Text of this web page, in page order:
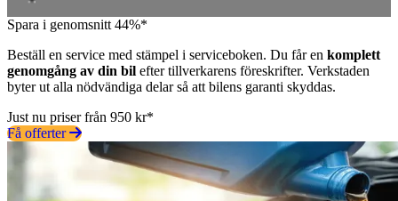
Spara i genomsnitt 44%*
Beställ en service med stämpel i serviceboken. Du får en komplett
genomgång av din bil efter tillverkarens föreskrifter. Verkstaden
byter ut alla nödvändiga delar så att bilens garanti skyddas.
Just nu priser från 950 kr*
Få offerter